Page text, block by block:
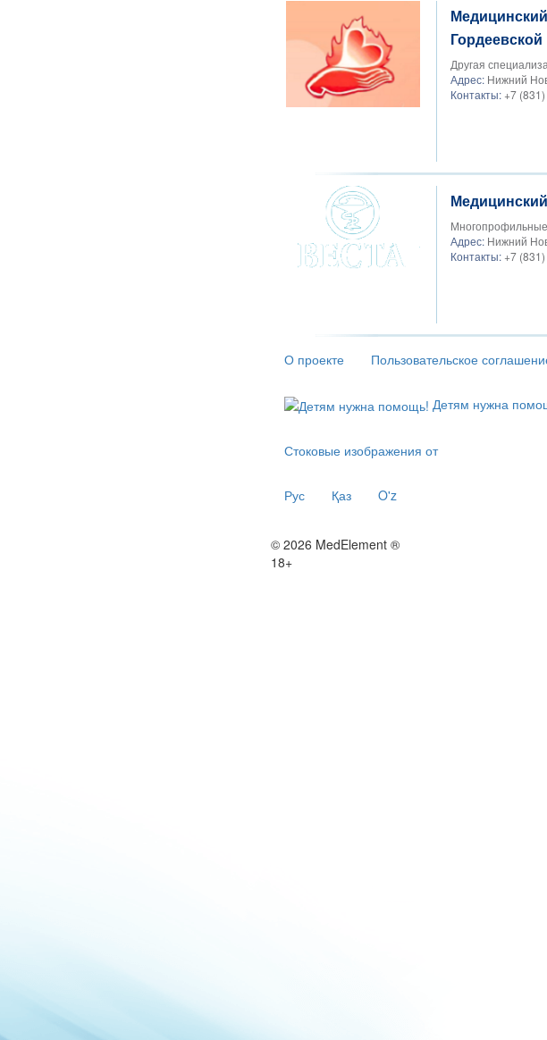
Гордеевской
Другая
Адрес:Нижний
Контакты: +7 (831)
Многопрофильные
Адрес:Нижний
Контакты: +7 (831)
О проекте Пользовательское
Детям нужна
Стоковые изображения от
Рус Қаз O'z
© 2026 MedElement ®
18+